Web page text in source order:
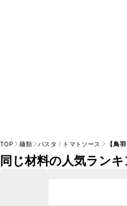
TOP 麺類 パスタ トマトソース 【鳥
同じ材料の人気ラン